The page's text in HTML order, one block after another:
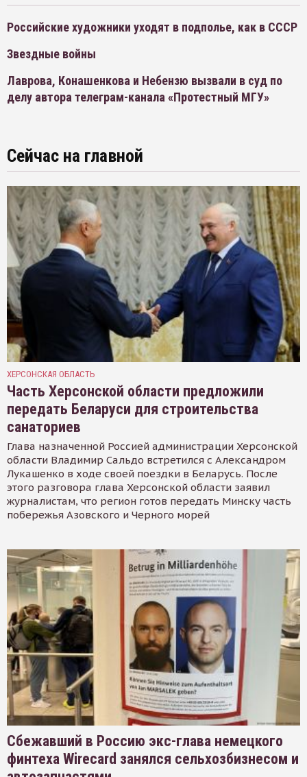
Российские художники уходят в подполье, как в СССР
Звездные войны
Лаврова, Конашенкова и Небензю вызвали в суд по
делу автора телеграм-канала «Протестный МГУ»
Сейчас на главной
ХЕРСОНСКАЯ ОБЛАСТЬ
Часть Херсонской области предложили
передать Беларуси для строительства
санаториев
Глава назначенной Россией администрации Херсонской
области Владимир Сальдо встретился с Александром
Лукашенко в ходе своей поездки в Беларусь. После
этого разговора глава Херсонской области заявил
журналистам, что регион готов передать Минску часть
побережья Азовского и Черного морей
Сбежавший в Россию экс-глава немецкого
финтеха Wirecard занялся сельхозбизнесом и